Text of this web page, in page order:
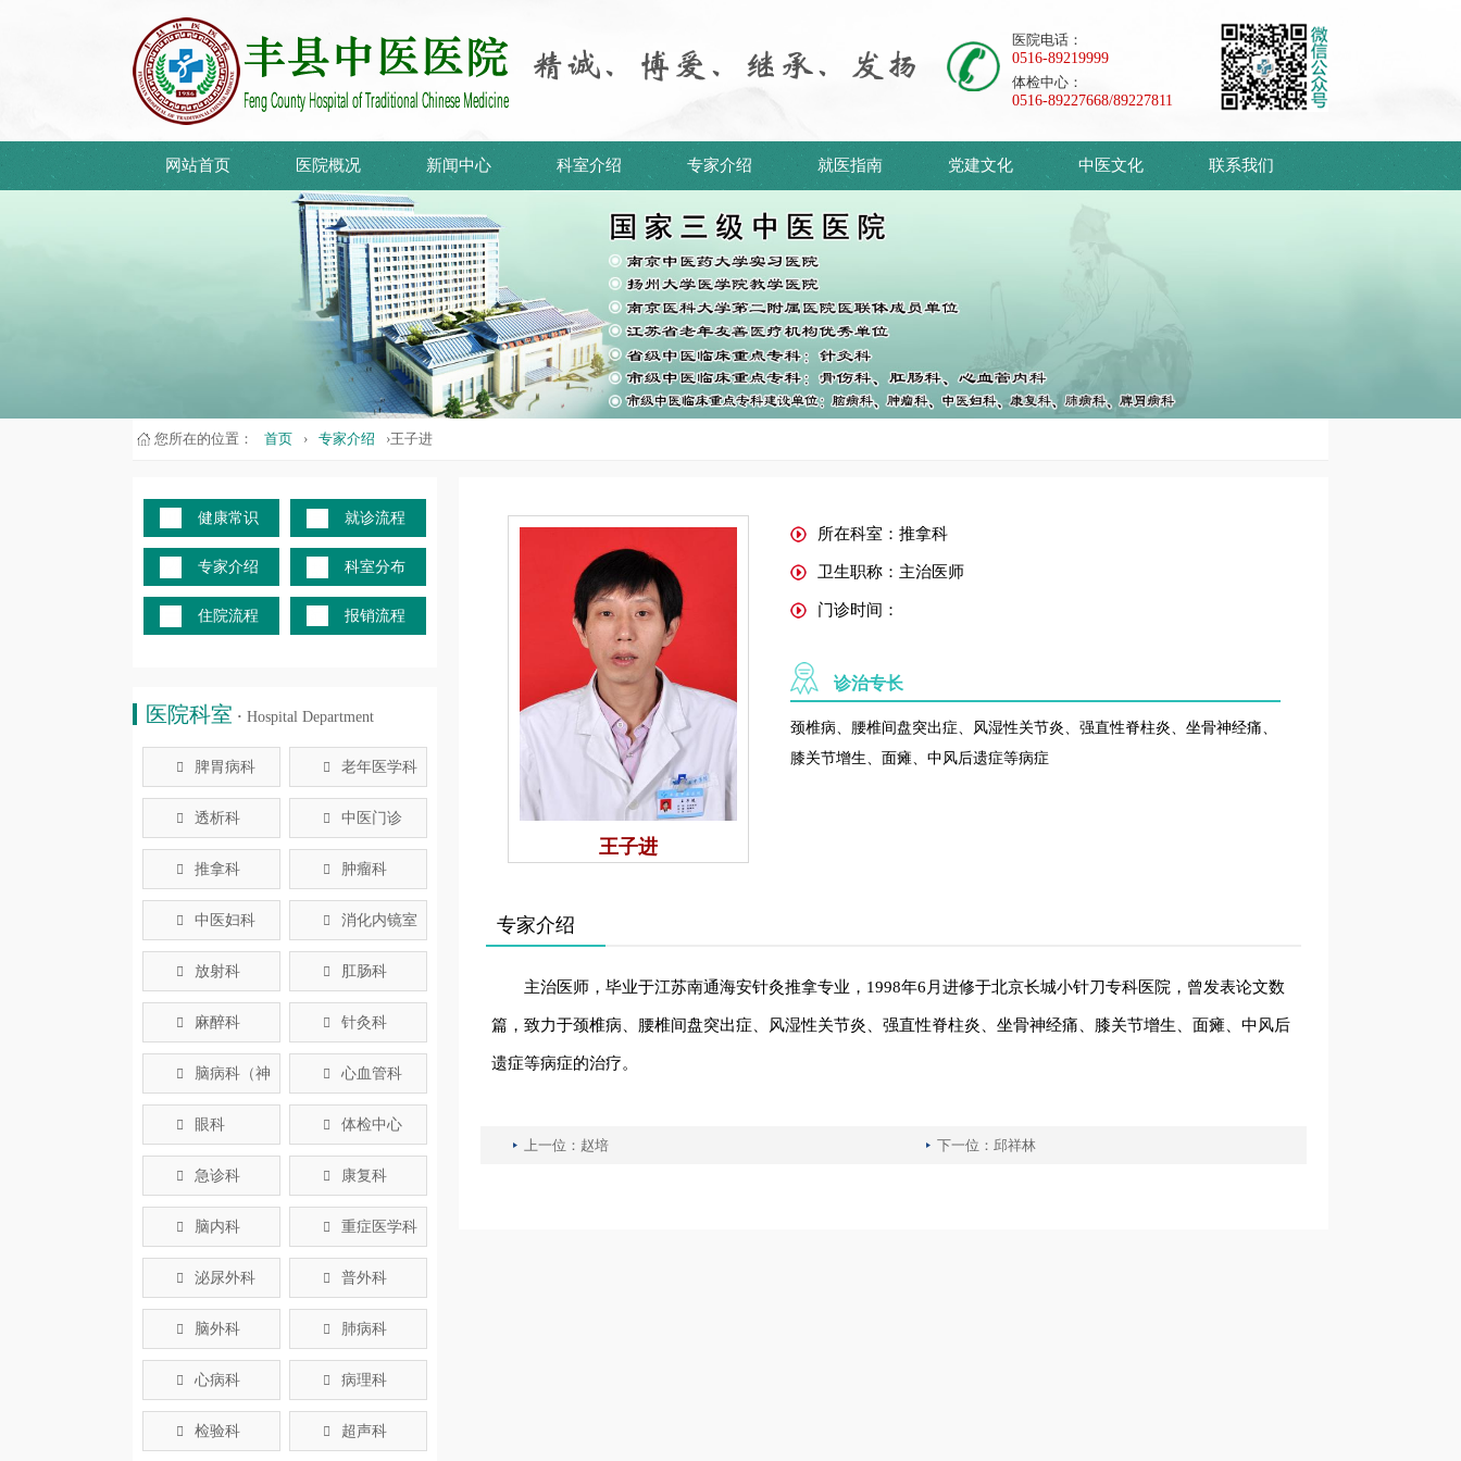
医院电话：
0516-89219999
体检中心：
0516-89227668/89227811
网站首页 医院概况 新闻中心 科室介绍 专家介绍 就医指南 党建文化 中医文化 联系我们
您所在的位置： 首页 › 专家介绍 ›王子进
王子进
所在科室：推拿科
卫生职称：主治医师
门诊时间：
诊治专长
颈椎病、腰椎间盘突出症、风湿性关节炎、强直性脊柱炎、坐骨神经痛、
膝关节增生、面瘫、中风后遗症等病症
专家介绍
主治医师，毕业于江苏南通海安针灸推拿专业， 1998年6 月进修于北京长城小针刀专科医院，曾发表论文数
篇，致力于颈椎病、腰椎间盘突出症、风湿性关节炎、强直性脊柱炎、坐骨神经痛、膝关节增生、面瘫、中风后
遗症等病症的治疗。
上一位： 赵培 下一位： 邱祥林
健康常识 就诊流程
专家介绍 科室分布
住院流程 报销流程
医院科室 · Hospital Department
 脾胃病科  老年医学科
 透析科  中医门诊
 推拿科  肿瘤科
 中医妇科  消化内镜室
 放射科  肛肠科
 麻醉科  针灸科
 脑病科（神
经内科）
 心血管科
 眼科  体检中心
 急诊科  康复科
 脑内科  重症医学科
 泌尿外科  普外科
 脑外科  肺病科
 心病科  病理科
 检验科  超声科